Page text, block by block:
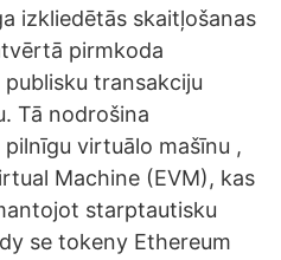
izkliedētās skaitļošanas
pirmkoda
transakciju
Tā nodrošina
virtuālo mašīnu ,
Machine (EVM), kas
starptautisku
se tokeny Ethereum